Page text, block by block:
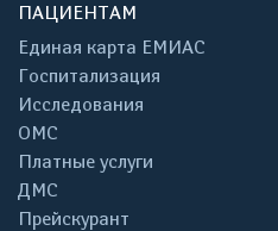
ПАЦИЕНТАМ
Единая карта ЕМИАС
Госпитализация
Исследования
ОМС
Платные услуги
ДМС
Прейскурант